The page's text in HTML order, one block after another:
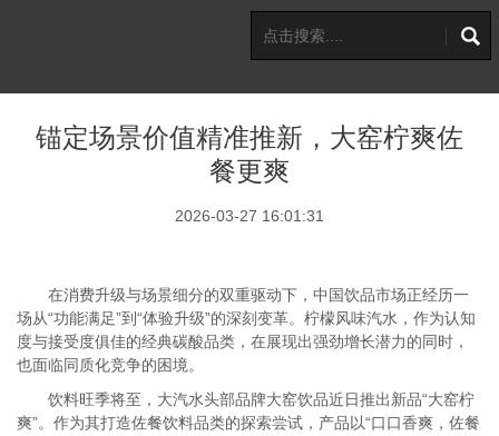
锚定场景价值精准推新，大窑柠爽佐
餐更爽
2026-03-27 16:01:31
在消费升级与场景细分的双重驱动下，中国饮品市场正经历一
场从“功能满足”到“体验升级”的深刻变革。柠檬风味汽水，作为认知
度与接受度俱佳的经典碳酸品类，在展现出强劲增长潜力的同时，
也面临同质化竞争的困境。
饮料旺季将至，大汽水头部品牌大窑饮品近日推出新品“大窑柠
爽”。作为其打造佐餐饮料品类的探索尝试，产品以“口口香爽，佐餐